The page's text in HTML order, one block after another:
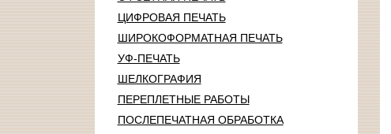
ЦИФРОВАЯ ПЕЧАТЬ
ШИРОКОФОРМАТНАЯ ПЕЧАТЬ
УФ-ПЕЧАТЬ
ШЕЛКОГРАФИЯ
ПЕРЕПЛЕТНЫЕ РАБОТЫ
ПОСЛЕПЕЧАТНАЯ ОБРАБОТКА